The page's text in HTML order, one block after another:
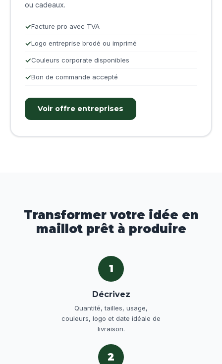
ou cadeaux.
Facture pro avec TVA
Logo entreprise brodé ou imprimé
Couleurs corporate disponibles
Bon de commande accepté
Voir offre entreprises
Transformer votre idée en
maillot prêt à produire
1
Décrivez
Quantité, tailles, usage,
couleurs, logo et date idéale de
livraison.
2